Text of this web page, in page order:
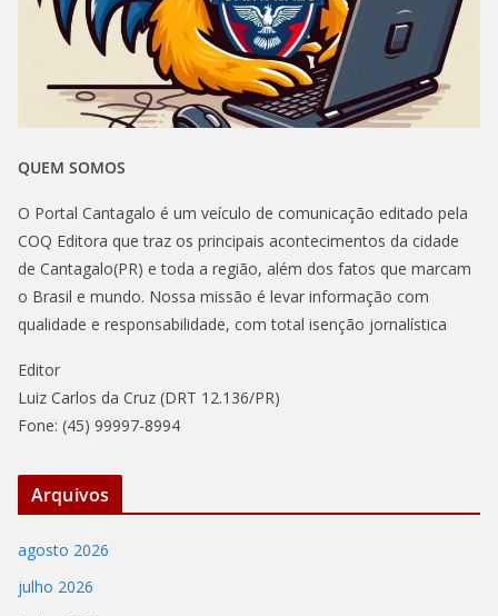
QUEM SOMOS
O Portal Cantagalo é um veículo de comunicação editado pela
COQ Editora que traz os principais acontecimentos da cidade
de Cantagalo(PR) e toda a região, além dos fatos que marcam
o Brasil e mundo. Nossa missão é levar informação com
qualidade e responsabilidade, com total isenção jornalística
Editor
Luiz Carlos da Cruz (DRT 12.136/PR)
Fone: (45) 99997-8994
Arquivos
agosto 2026
julho 2026